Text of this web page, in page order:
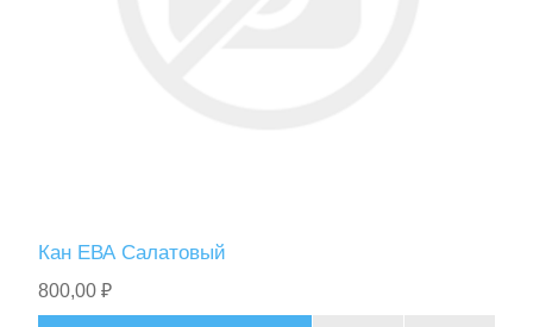
Кан ЕВА Салатовый
800,00 ₽